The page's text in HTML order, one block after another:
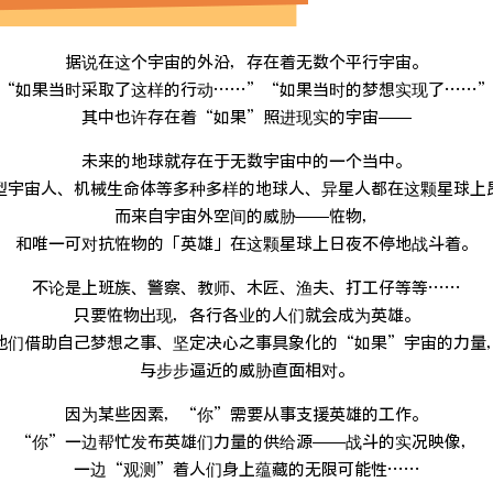
据说在这个宇宙的外沿，存在着无数个平行宇宙。
“如果当时采取了这样的行动……”“如果当时的梦想实现了……”
其中也许存在着“如果”照进现实的宇宙——
未来的地球就存在于无数宇宙中的一个当中。
宇宙人、机械生命体等多种多样的地球人、异星人都在这颗星球上
而来自宇宙外空间的威胁——恠物，
和唯一可对抗恠物的「英雄」在这颗星球上日夜不停地战斗着。
不论是上班族、警察、教师、木匠、渔夫、打工仔等等……
只要恠物出现，各行各业的人们就会成为英雄。
们借助自己梦想之事、坚定决心之事具象化的“如果”宇宙的力量，
与步步逼近的威胁直面相对。
因为某些因素，“你”需要从事支援英雄的工作。
“你”一边帮忙发布英雄们力量的供给源——战斗的实况映像，
一边“观测”着人们身上蕴藏的无限可能性……